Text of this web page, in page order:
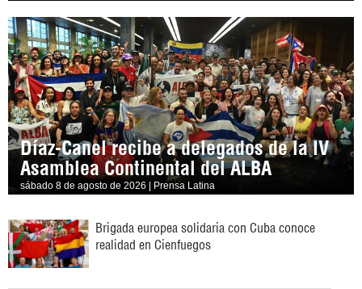
Díaz-Canel recibe a delegados de la IV
Asamblea Continental del ALBA
sábado 8 de agosto de 2026 | Prensa Latina
Brigada europea solidaria con Cuba conoce
realidad en Cienfuegos